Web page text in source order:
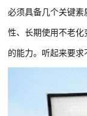
必须具备几个关键
性、长期使用不老
的能力。听起来要求